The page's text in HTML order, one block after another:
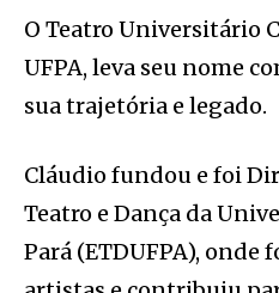
O Teatro Universitário
UFPA, leva seu nome
sua trajetória e legado.
Cláudio fundou e foi
Teatro e Dança da
Pará (ETDUFPA), onde